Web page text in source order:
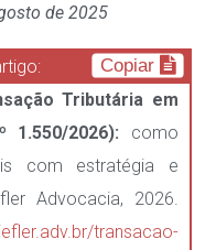
de 2025
Copiar
Tributária em
1.550/2026): como
com estratégia e
Advocacia, 2026.
transacao-